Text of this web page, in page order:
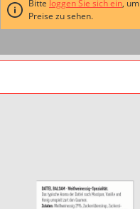
Bitte loggen Sie sich ein, um
Preise zu sehen.